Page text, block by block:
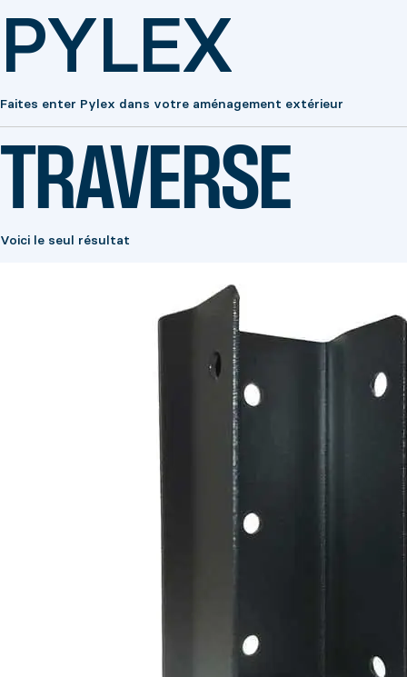
PYLEX
Faites enter Pylex dans votre aménagement extérieur
TRAVERSE
Voici le seul résultat